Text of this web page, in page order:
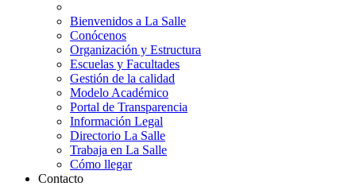
Bienvenidos a La Salle
Conócenos
Organización y Estructura
Escuelas y Facultades
Gestión de la calidad
Modelo Académico
Portal de Transparencia
Información Legal
Directorio La Salle
Trabaja en La Salle
Cómo llegar
Contacto